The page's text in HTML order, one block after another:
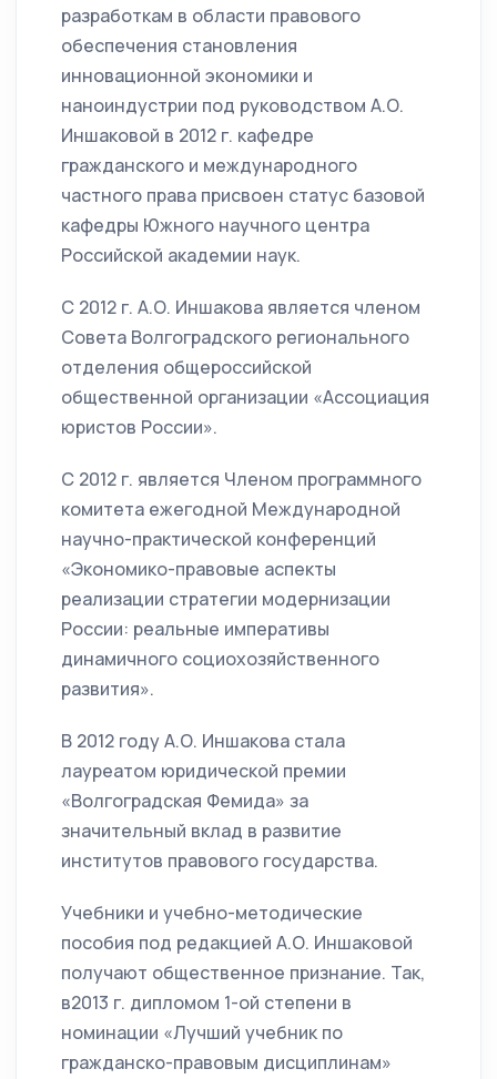
разработкам в области правового
обеспечения становления
инновационной экономики и
наноиндустрии под руководством А.О.
Иншаковой в 2012 г. кафедре
гражданского и международного
частного права присвоен статус базовой
кафедры Южного научного центра
Российской академии наук.
С 2012 г. А.О. Иншакова является членом
Совета Волгоградского регионального
отделения общероссийской
общественной организации «Ассоциация
юристов России».
С 2012 г. является Членом программного
комитета ежегодной Международной
научно-практической конференций
«Экономико-правовые аспекты
реализации стратегии модернизации
России: реальные императивы
динамичного социохозяйственного
развития».
В 2012 году А.О. Иншакова стала
лауреатом юридической премии
«Волгоградская Фемида» за
значительный вклад в развитие
институтов правового государства.
Учебники и учебно-методические
пособия под редакцией А.О. Иншаковой
получают общественное признание. Так,
в2013 г. дипломом 1-ой степени в
номинации «Лучший учебник по
гражданско-правовым дисциплинам»